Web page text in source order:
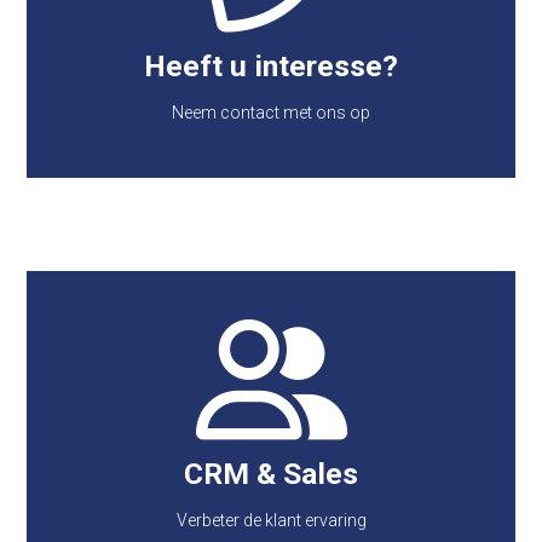
Heeft u interesse?
Neem contact met ons op
op weg
CRM & Sales
Verbeter de klant ervaring
CRM & Sales
• Betere klantenservice • Contactbeheer,
salesmanagement • Inzicht in klantinformatie,
Hogere productiviteit • Beter inzicht in voortgang en
productiviteitsdoeleinden • Herinnering van taken